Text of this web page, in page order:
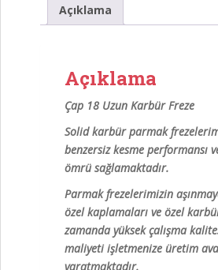
Açıklama
Açıklama
Çap 18 Uzun Karbür Freze
Solid karbür parmak
benzersiz kesme performansı
ömrü sağlamaktadır.
Parmak frezelerimizin
özel kaplamaları ve özel
zamanda yüksek çalışma
maliyeti işletmenize üretim
yaratmaktadır.